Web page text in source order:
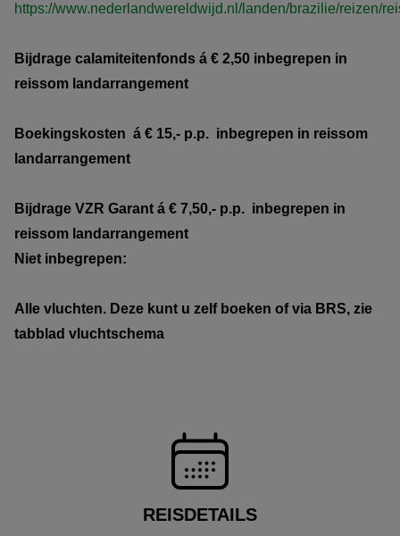
https://www.nederlandwereldwijd.nl/landen/brazilie/reizen/
Bijdrage calamiteitenfonds á € 2,50 inbegrepen in
reissom landarrangement
Boekingskosten á € 15,- p.p. inbegrepen in reissom
landarrangement
Bijdrage VZR Garant á € 7,50,- p.p. inbegrepen in
reissom landarrangement
Niet inbegrepen:
Alle vluchten. Deze kunt u zelf boeken of via BRS, zie
tabblad vluchtschema
REISDETAILS